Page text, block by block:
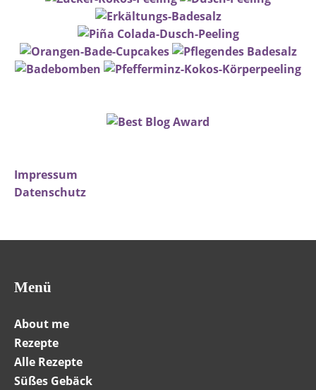
Impressum
Datenschutz
Menü
About me
Rezepte
Alle Rezepte
Süßes Gebäck